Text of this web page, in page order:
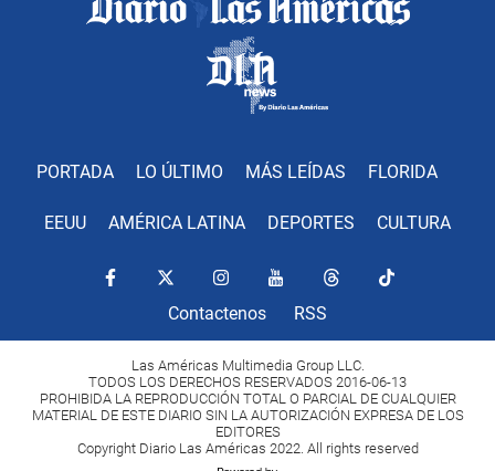
PORTADA LO ÚLTIMO MÁS LEÍDAS FLORIDA
EEUU AMÉRICA LATINA DEPORTES CULTURA
Contactenos RSS
Las Américas Multimedia Group LLC.
TODOS LOS DERECHOS RESERVADOS 2016-06-13
PROHIBIDA LA REPRODUCCIÓN TOTAL O PARCIAL DE CUALQUIER
MATERIAL DE ESTE DIARIO SIN LA AUTORIZACIÓN EXPRESA DE LOS
EDITORES
Copyright Diario Las Américas 2022. All rights reserved